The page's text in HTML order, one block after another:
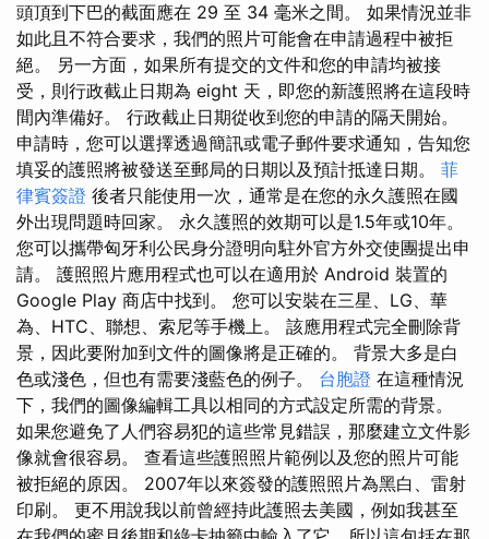
頭頂到下巴的截面應在 29 至 34 毫米之間。 如果情況並非
如此且不符合要求，我們的照片可能會在申請過程中被拒
絕。 另一方面，如果所有提交的文件和您的申請均被接
受，則行政截止日期為 eight 天，即您的新護照將在這段時
間內準備好。 行政截止日期從收到您的申請的隔天開始。
申請時，您可以選擇透過簡訊或電子郵件要求通知，告知您
填妥的護照將被發送至郵局的日期以及預計抵達日期。 菲
律賓簽證 後者只能使用一次，通常是在您的永久護照在國
外出現問題時回家。 永久護照的效期可以是1.5年或10年。
您可以攜帶匈牙利公民身分證明向駐外官方外交使團提出申
請。 護照照片應用程式也可以在適用於 Android 裝置的
Google Play 商店中找到。 您可以安裝在三星、LG、華
為、HTC、聯想、索尼等手機上。 該應用程式完全刪除背
景，因此要附加到文件的圖像將是正確的。 背景大多是白
色或淺色，但也有需要淺藍色的例子。 台胞證 在這種情況
下，我們的圖像編輯工具以相同的方式設定所需的背景。
如果您避免了人們容易犯的這些常見錯誤，那麼建立文件影
像就會很容易。 查看這些護照照片範例以及您的照片可能
被拒絕的原因。 2007年以來簽發的護照照片為黑白、雷射
印刷。 更不用說我以前曾經持此護照去美國，例如我甚至